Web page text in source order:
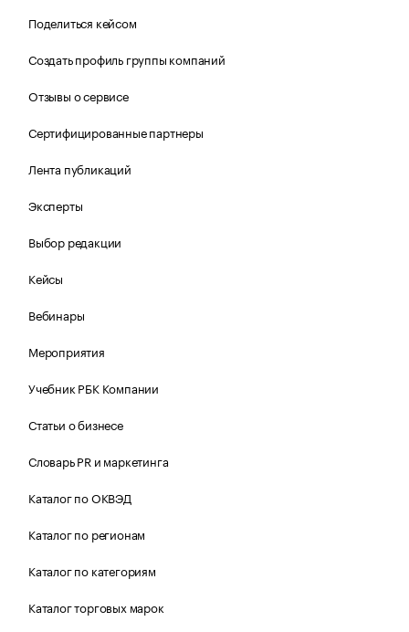
Поделиться кейсом
Создать профиль группы компаний
Отзывы о сервисе
Сертифицированные партнеры
Лента публикаций
Эксперты
Выбор редакции
Кейсы
Вебинары
Мероприятия
Учебник РБК Компании
Статьи о бизнесе
Словарь PR и маркетинга
Каталог по ОКВЭД
Каталог по регионам
Каталог по категориям
Каталог торговых марок